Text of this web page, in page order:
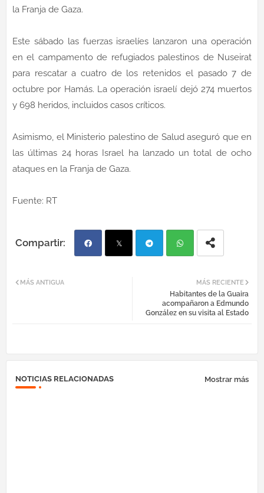
la Franja de Gaza.
Este sábado las fuerzas israelíes lanzaron una operación
en el campamento de refugiados palestinos de Nuseirat
para rescatar a cuatro de los retenidos el pasado 7 de
octubre por Hamás. La operación israelí dejó 274 muertos
y 698 heridos, incluidos casos críticos.
Asimismo, el Ministerio palestino de Salud aseguró que en
las últimas 24 horas Israel ha lanzado un total de ocho
ataques en la Franja de Gaza.
Fuente: RT
atsa
MÁS RECIENTE
Habitantes de la Guaira
acompañaron a Edmundo
González en su visita al Estado
MÁS ANTIGUA
NOTICIAS RELACIONADAS Mostrar más